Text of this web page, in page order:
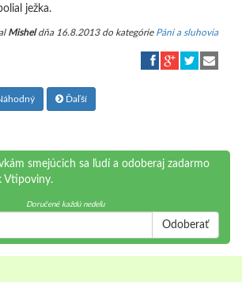
ježka.
Misheldňa 16.8.2013 do kategórie Páni a sluhovia
Ďaľší
smejúcich sa ľudí a odoberaj zadarmo
Vtipoviny.
Doručené každú nedeľu
Odoberať